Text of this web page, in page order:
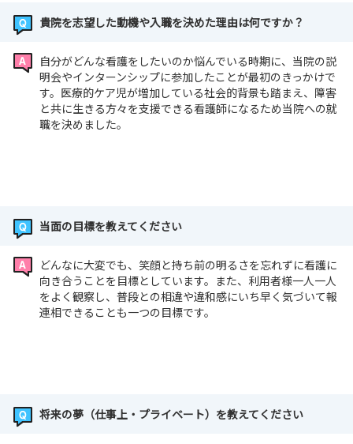
貴院を志望した動機や入職を決めた理由は何ですか？
自分がどんな看護をしたいのか悩んでいる時期に、当院の説
明会やインターンシップに参加したことが最初のきっかけで
す。医療的ケア児が増加している社会的背景も踏まえ、障害
と共に生きる方々を支援できる看護師になるため当院への就
職を決めました。
当面の目標を教えてください
どんなに大変でも、笑顔と持ち前の明るさを忘れずに看護に
向き合うことを目標としています。また、利用者様一人一人
をよく観察し、普段との相違や違和感にいち早く気づいて報
連相できることも一つの目標です。
将来の夢（仕事上・プライベート）を教えてください